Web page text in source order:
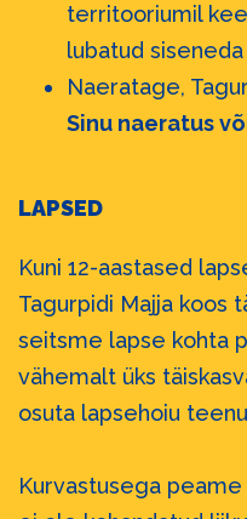
territooriumil
lubatud
Naeratage,
Sinu naeratus
LAPSED
Kuni 12-aastased
Tagurpidi Majja koos
seitsme lapse kohta
vähemalt üks
osuta lapsehoiu
Kurvastusega